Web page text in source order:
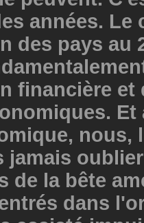
années. Le
des pays au
financière et
Et
nous,
jamais
de la bête
dans